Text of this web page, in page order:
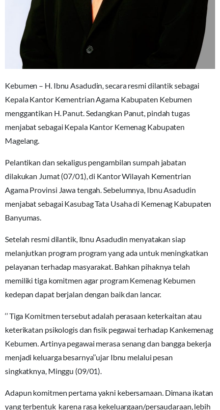
Kebumen – H. Ibnu Asadudin, secara resmi dilantik sebagai
Kepala Kantor Kementrian Agama Kabupaten Kebumen
menggantikan H. Panut. Sedangkan Panut, pindah tugas
menjabat sebagai Kepala Kantor Kemenag Kabupaten
Magelang.
Pelantikan dan sekaligus pengambilan sumpah jabatan
dilakukan Jumat (07/01), di Kantor Wilayah Kementrian
Agama Provinsi Jawa tengah. Sebelumnya, Ibnu Asadudin
menjabat sebagai Kasubag Tata Usaha di Kemenag Kabupaten
Banyumas.
Setelah resmi dilantik, Ibnu Asadudin menyatakan siap
melanjutkan program program yang ada untuk meningkatkan
pelayanan terhadap masyarakat. Bahkan pihaknya telah
memiliki tiga komitmen agar program Kemenag Kebumen
kedepan dapat berjalan dengan baik dan lancar.
‘’ Tiga Komitmen tersebut adalah perasaan keterkaitan atau
keterikatan psikologis dan fisik pegawai terhadap Kankemenag
Kebumen. Artinya pegawai merasa senang dan bangga bekerja
menjadi keluarga besarnya’’ujar Ibnu melalui pesan
singkatknya, Minggu (09/01).
Adapun komitmen pertama yakni kebersamaan. Dimana ikatan
yang terbentuk karena rasa kekeluargaan/persaudaraan, lebih